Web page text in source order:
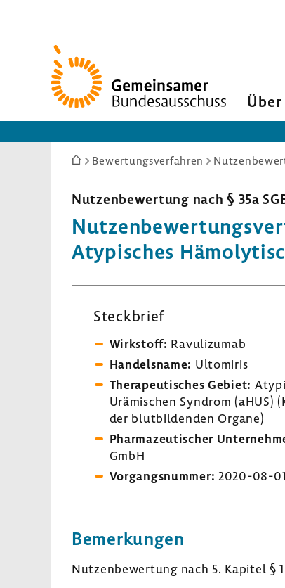
Zur
Startseite
Über
Sie
hier:
Bewertungsverfahren
Nutzen­be­wer­tung nach § 35a
Atypi­sches
Steck­brief
Wirk­stoff: Ravu­li­zumab
Handels­name: Ulto­miris
Thera­peu­ti­sches Gebiet:
Urämischen Syndrom (aHUS)
der blut­bil­denden Organe)
Phar­ma­zeu­ti­scher
GmbH
Vorgangs­nummer: 2020-​08-
Bemer­kungen
Nutzen­be­wer­tung nach 5. Kapitel §